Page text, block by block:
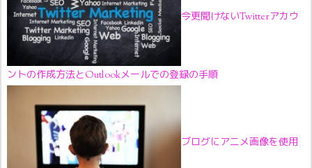
今更聞けないTwitterアカウ
ントの作成方法とOutlookメールでの登録の手順
ブログにアニメ画像を使用